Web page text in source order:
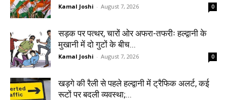
Kamal Joshi - August 7, 2026 0
सड़क पर पत्थर, चारों ओर अफरा-तफरीः हल्द्वानी के
मुखानी में दो गुटों के बीच...
Kamal Joshi - August 7, 2026 0
खड़गे की रैली से पहले हल्द्वानी में ट्रैफिक अलर्ट, कई
रूटों पर बदली व्यवस्था;...